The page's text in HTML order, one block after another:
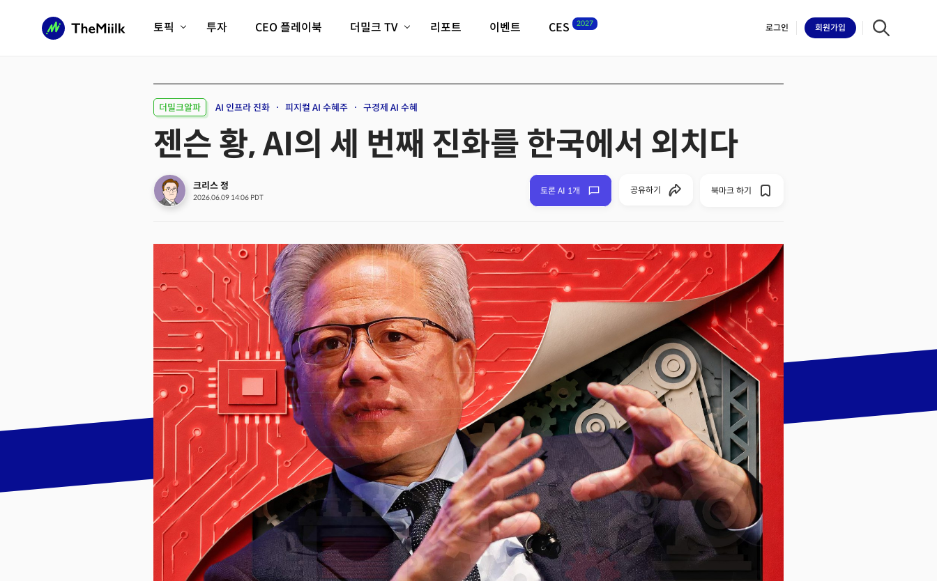
토픽
피지컬AI/로봇
AX비즈니스혁명 미래 교육/직업
전체 기사 보기
투자 CEO 플레이북 더밀크 TV
크리스의 뉴욕 시그널
리포트 이벤트 CES 2027
필드 가이드
CES2027 with TheMiilk
로그인 회원가입
더밀크알파 AI 인프라 진화 피지컬 AI 수혜주 구경제 AI 수혜
젠슨 황, AI의 세 번째 진화를 한국에서 외치다
크리스 정
2026.06.09 14:06 PDT
토론 AI 1개 공유하기
Facebook LinkedIn
기사링크 복사하기
북마크 하기